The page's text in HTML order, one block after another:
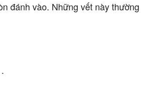
đánh vào. Những vết này thường